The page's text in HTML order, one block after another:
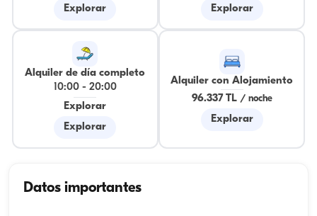
Explorar
Explorar
Alquiler de día completo
10:00- 20:00
Explorar
Explorar
Alquiler con Alojamiento
96.337 TL/ noche
Explorar
Datos importantes